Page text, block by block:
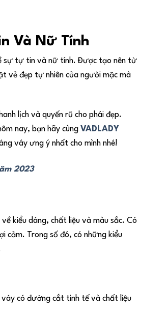
Và Nữ Tính
sự tự tin và nữ tính. Được tạo nên từ
vẻ đẹp tự nhiên của người mặc mà
lịch và quyến rũ cho phái đẹp.
nay, bạn hãy cùng VADLADY
váy ưng ý nhất cho mình nhé!
2023
kiểu dáng, chất liệu và màu sắc. Có
cảm. Trong số đó, có những kiểu
có đường cắt tinh tế và chất liệu